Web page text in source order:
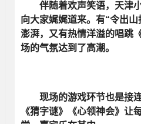
伴随着欢声笑语，天津
向大家娓娓道来。有“令出
澎湃，又有热情洋溢的唱跳
场的气氛达到了高潮。
现场的游戏环节也是接
《猜字谜》《心领神会》让